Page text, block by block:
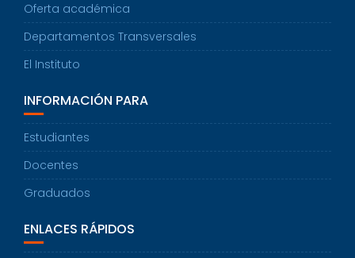
Oferta académica
Departamentos Transversales
El Instituto
INFORMACIÓN PARA
Estudiantes
Docentes
Graduados
ENLACES RÁPIDOS